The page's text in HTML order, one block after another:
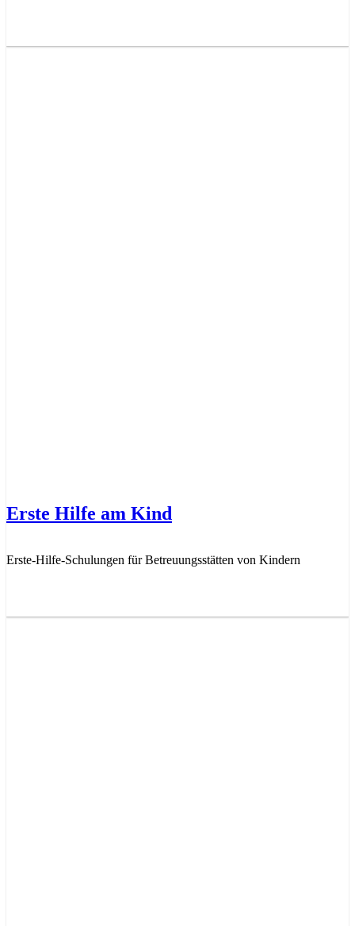
Erste Hilfe am Kind
Erste-Hilfe-Schulungen für Betreuungsstätten von Kindern